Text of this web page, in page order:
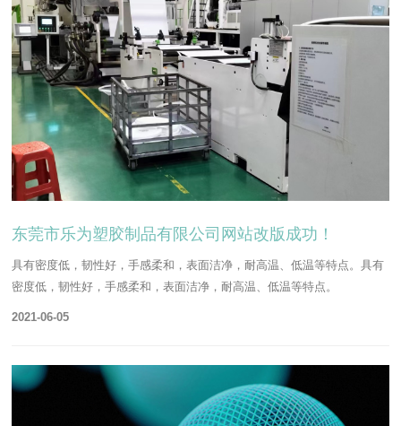
东莞市乐为塑胶制品有限公司网站改版成功！
具有密度低，韧性好，手感柔和，表面洁净，耐高温、低温等特点。具有
密度低，韧性好，手感柔和，表面洁净，耐高温、低温等特点。
2021-06-05